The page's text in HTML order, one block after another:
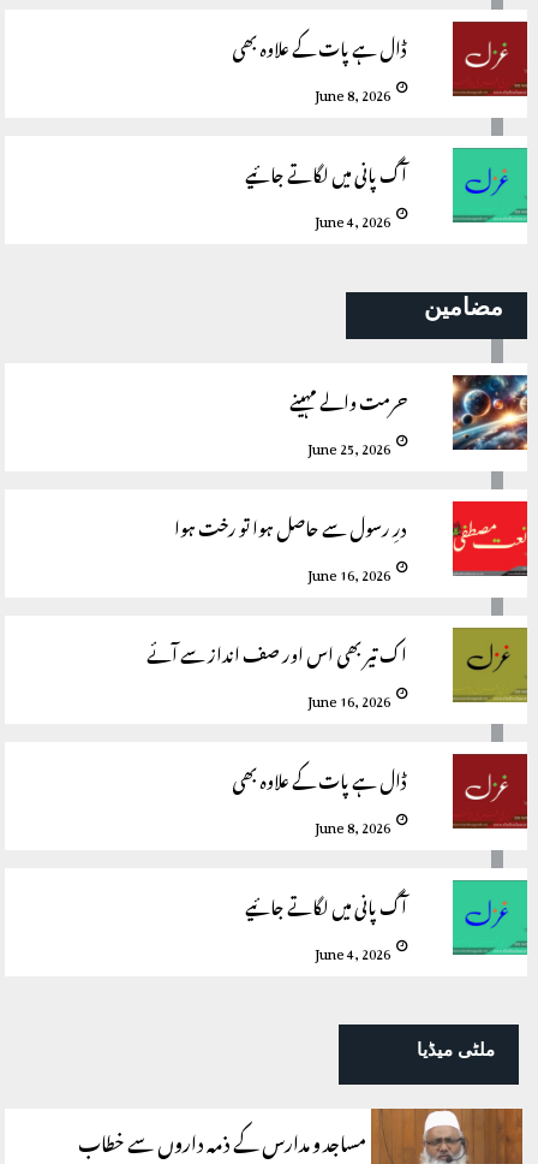
ڈال ہے پات کے علاوہ بھی
June 8, 2026
آگ پانی میں لگاتے جائیے
June 4, 2026
مضامین
حرمت والے مہینے
June 25, 2026
درِ رسول سے حاصل ہوا تو رخت ہوا
June 16, 2026
اک تیر بھی اس اور صف انداز سے آئے
June 16, 2026
ڈال ہے پات کے علاوہ بھی
June 8, 2026
آگ پانی میں لگاتے جائیے
June 4, 2026
ملٹی میڈیا
مساجد و مدارس کے ذمہ داروں سے خطاب